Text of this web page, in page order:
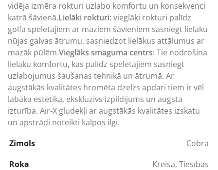
vidēja izmēra rokturi uzlabo komfortu un konsekvenci
katrā šāvienā.Lielāki rokturi:vieglāki rokturi palīdz
golfa spēlētājiem ar maziem šāvieniem sasniegt lielāku
nūjas galvas ātrumu, sasniedzot lielākus attālumus ar
mazāk pūlēm.Vieglāks smaguma centrs: Tie nodrošina
lielāku komfortu, kas palīdz spēlētājiem sasniegt
uzlabojumus šaušanas tehnikā un ātrumā. Ar
augstākās kvalitātes hromēta dzelzs apdari tiem ir vēl
labāka estētika, ekskluzīvs izpildījums un augsta
izturība. Air-X gludekļi ar augstākās kvalitātes izskatu
un apstrādi noteikti kalpos ilgi.
Zīmols
Cobra
Roka
Kreisā, Tiesības